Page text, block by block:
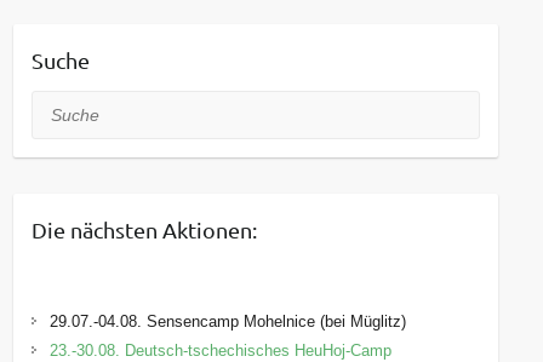
Suche
Suche
Die nächsten Aktionen:
29.07.-04.08. Sensencamp Mohelnice (bei Müglitz)
23.-30.08. Deutsch-tschechisches HeuHoj-Camp